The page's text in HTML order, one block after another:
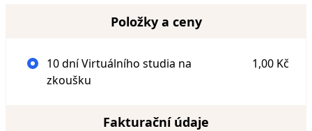
Položky a ceny
10 dní Virtuálního studia na
zkoušku
1,00 Kč
Fakturační údaje